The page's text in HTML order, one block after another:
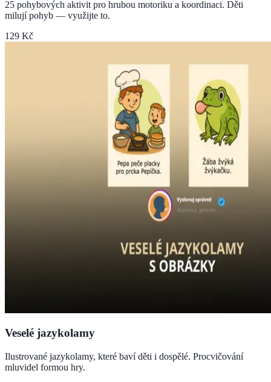
25 pohybových aktivit pro hrubou motoriku a koordinaci. Děti
milují pohyb — využijte to.
129 Kč
Veselé jazykolamy
Ilustrované jazykolamy, které baví děti i dospělé. Procvičování
mluvidel formou hry.